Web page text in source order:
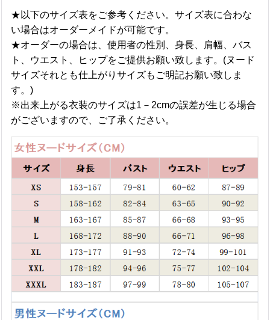
★以下のサイズ表をご参考ください。サイズ表に合わな
い場合はオーダーメイドが可能です。
★オーダーの場合は、使用者の性別、身長、肩幅、バス
ト、ウエスト、ヒップをご提供お願い致します。(ヌード
サイズそれとも仕上がりサイズもご明記お願い致しま
す。)
※出来上がる衣装のサイズは1－2cmの誤差が生じる場合
がございますので、ご了承ください。